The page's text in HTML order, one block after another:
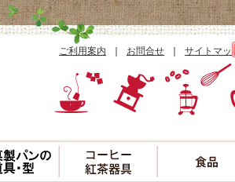
ご利用案内 お問合せ サイトマッ